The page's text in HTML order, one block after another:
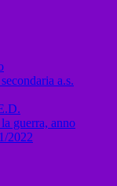
a.s.
guerra, anno
2022